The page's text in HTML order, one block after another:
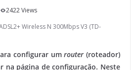
2422 Views
Wireless N 300Mbps V3 (TD-
configurar umrouter (roteador)
na página de configuração. Neste